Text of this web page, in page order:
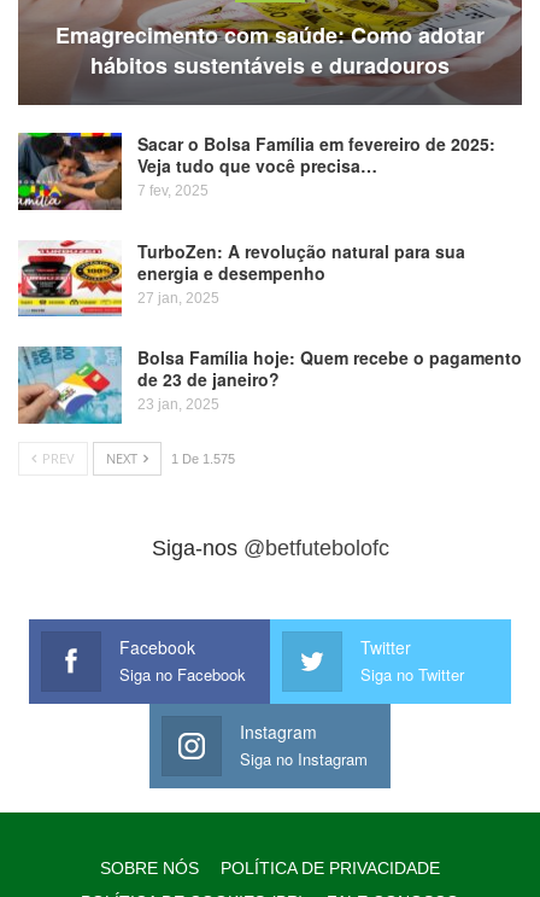
Emagrecimento com saúde: Como adotar
hábitos sustentáveis e duradouros
Sacar o Bolsa Família em fevereiro de 2025:
Veja tudo que você precisa…
7 fev, 2025
TurboZen: A revolução natural para sua
energia e desempenho
27 jan, 2025
Bolsa Família hoje: Quem recebe o pagamento
de 23 de janeiro?
23 jan, 2025
PREV NEXT 1 De 1.575
Siga-nos @betfutebolofc
Facebook
Siga no Facebook
Twitter
Siga no Twitter
Instagram
Siga no Instagram
SOBRE NÓS
POLÍTICA DE PRIVACIDADE